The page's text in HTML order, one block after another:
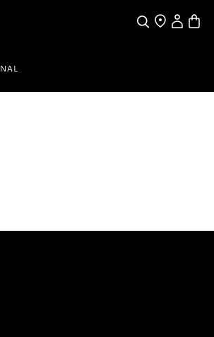
Meklēšana
TirgotājaLietotāja